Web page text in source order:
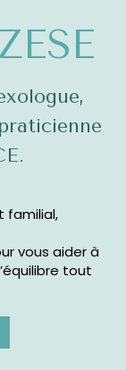
familial,
vous aider à
tout